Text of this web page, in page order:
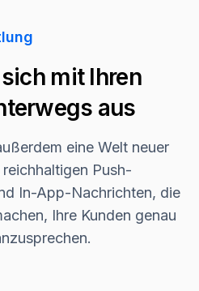
mit Ihren
aus
eine Welt neuer
Push-
In-App-Nachrichten, die
Ihre Kunden genau